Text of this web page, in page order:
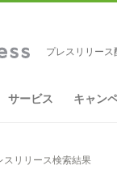
プレスリリース
サービス キャン
スリリース検索結果